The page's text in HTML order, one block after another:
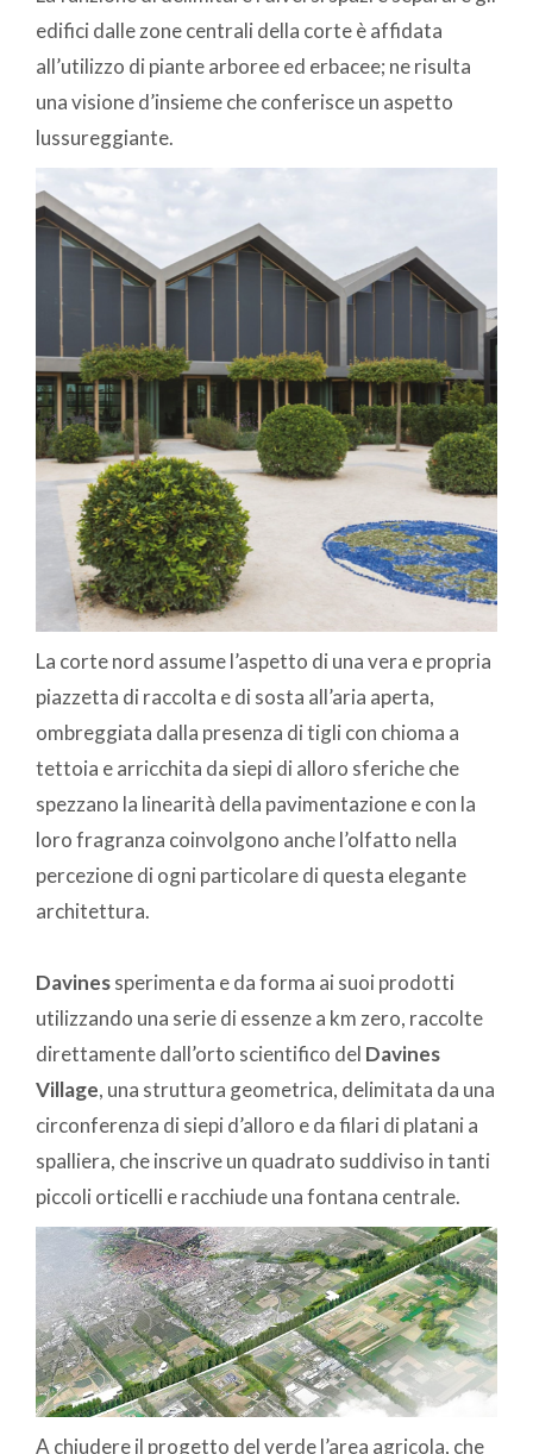
edifici dalle zone centrali della corte è affidata
all’utilizzo di piante arboree ed erbacee; ne risulta
una visione d’insieme che conferisce un aspetto
lussureggiante.
La corte nord assume l’aspetto di una vera e propria
piazzetta di raccolta e di sosta all’aria aperta,
ombreggiata dalla presenza di tigli con chioma a
tettoia e arricchita da siepi di alloro sferiche che
spezzano la linearità della pavimentazione e con la
loro fragranza coinvolgono anche l’olfatto nella
percezione di ogni particolare di questa elegante
architettura.
Davinessperimenta e da forma ai suoi prodotti
utilizzando una serie di essenze a km zero, raccolte
direttamente dall’orto scientifico del Davines
Village, una struttura geometrica, delimitata da una
circonferenza di siepi d’alloro e da filari di platani a
spalliera, che inscrive un quadrato suddiviso in tanti
piccoli orticelli e racchiude una fontana centrale.
A chiudere il progetto del verde l’area agricola, che